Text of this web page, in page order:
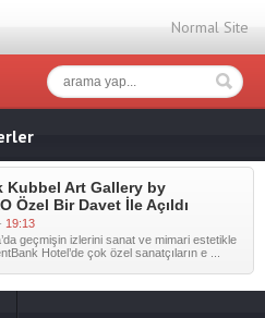
Normal Site
Kubbel Art Gallery by
Özel Bir Davet İle Açıldı
19:13
geçmişin izlerini sanat ve mimari estetikle
Hotel’de çok özel sanatçıların e ...